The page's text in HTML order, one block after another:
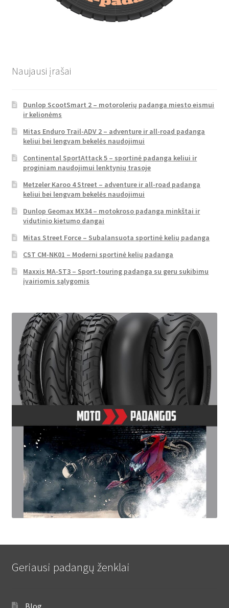
Naujausi įrašai
Dunlop ScootSmart 2 – motorolerių padanga miesto eismui
ir kelionėms
Mitas Enduro Trail-ADV 2 – adventure ir all-road padanga
keliui bei lengvam bekelės naudojimui
Continental SportAttack 5 – sportinė padanga keliui ir
proginiam naudojimui lenktynių trasoje
Metzeler Karoo 4 Street – adventure ir all-road padanga
keliui bei lengvam bekelės naudojimui
Dunlop Geomax MX34 – motokroso padanga minkštai ir
vidutinio kietumo dangai
Mitas Street Force – Subalansuota sportinė kelių padanga
CST CM-NK01 – Moderni sportinė kelių padanga
Maxxis MA-ST3 – Sport-touring padanga su geru sukibimu
įvairiomis sąlygomis
Geriausi padangų ženklai
Blog